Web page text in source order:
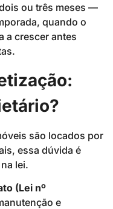
ou três meses —
quando o
a crescer antes
são locados por
essa dúvida é
lei.
(Lei nº
e